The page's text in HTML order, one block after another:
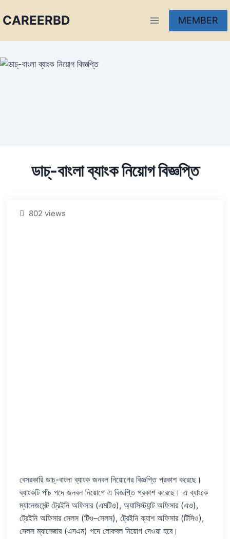
CAREERBD MEMBER
ডাচ্‌-বাংলা ব্যাংক নিয়োগ বিজ্ঞপ্তি
802 views
বেসরকারি ডাচ্‌-বাংলা ব্যাংক জনবল নিয়োগের বিজ্ঞপ্তি প্রকাশ করেছে।
ব্যাংকটি পাঁচ পদে জনবল নিয়োগে এ বিজ্ঞপ্তি প্রকাশ করেছে। এ ব্যাংকে
ম্যানেজমেন্ট ট্রেইনি অফিসার (এমটিও), অ্যাসিস্ট্যান্ট অফিসার (এও),
ট্রেইনি অফিসার সেলস (টিও–সেলস), ট্রেইনি ক্যাশ অফিসার (টিসিও),
সেলস ম্যানেজার (এসএম) পদে লোকবল নিয়োগ দেওয়া হবে।